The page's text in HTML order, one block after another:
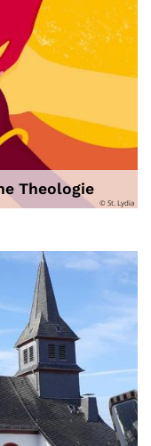
Theologie
© St. Lydia